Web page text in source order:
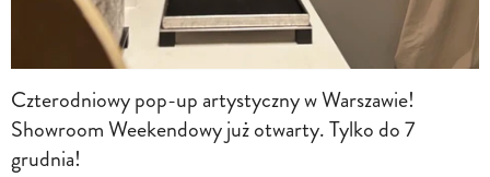
Czterodniowy pop-up artystyczny w Warszawie!
Showroom Weekendowy już otwarty. Tylko do 7
grudnia!